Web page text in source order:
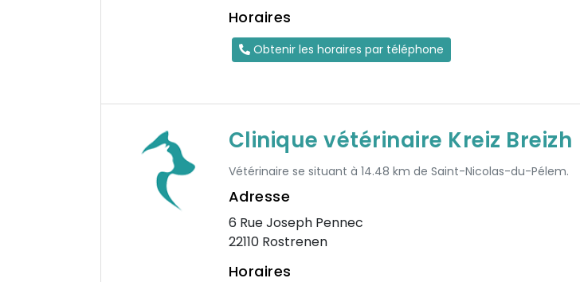
Horaires
Obtenir les horaires par téléphone
Clinique vétérinaire Kreiz Breizh
Vétérinaire se situant à 14.48 km de Saint-Nicolas-du-Pélem.
Adresse
6 Rue Joseph Pennec
22110 Rostrenen
Horaires